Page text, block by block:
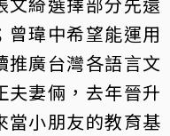
曾瑋中希望能運用
推廣台灣各語言文
夫妻倆，去年晉升
當小朋友的教育基